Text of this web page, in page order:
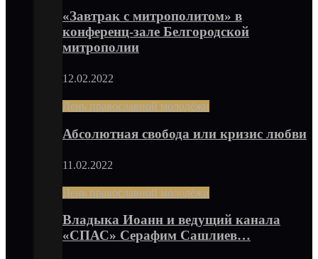
«Завтрак с митрополитом» в
конференц-зале Белгородской
митрополии
12.02.2022
День православной молодёжи
Абсолютная свобода или кризис любви
11.02.2022
День православной молодёжи
Владыка Иоанн и ведущий канала
«СПАС» Серафим Сашлиев…